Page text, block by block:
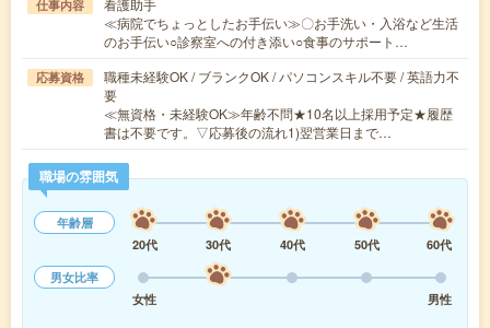
仕事内容
看護助手
≪病院でちょっとしたお手伝い≫〇お手洗い・入浴など生活
のお手伝い○診察室への付き添い○食事のサポート…
応募資格
職種未経験OK / ブランクOK / パソコンスキル不要 / 英語力不
要
≪無資格・未経験OK≫年齢不問★10名以上採用予定★履歴
書は不要です。▽応募後の流れ1)翌営業日まで…
職場の雰囲気
年齢層
20代
30代 40代 50代
60代
男女比率
女性
男性